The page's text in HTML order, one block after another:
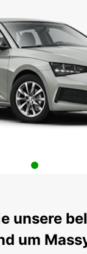
unsere
um